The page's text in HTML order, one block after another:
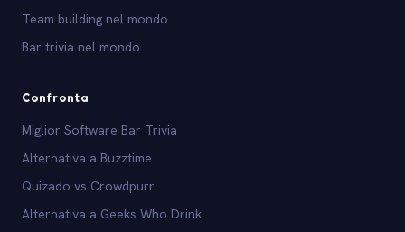
Team building nel mondo
Bar trivia nel mondo
Confronta
Miglior Software Bar Trivia
Alternativa a Buzztime
Quizado vs Crowdpurr
Alternativa a Geeks Who Drink